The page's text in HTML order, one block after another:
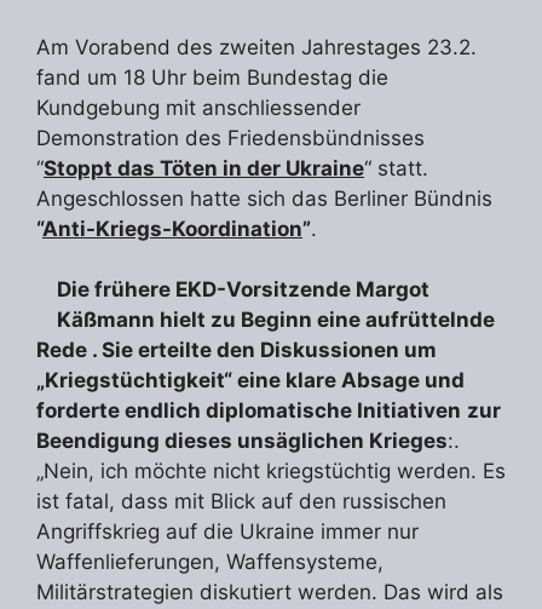
Am Vorabend des zweiten Jahrestages 23.2.
fand um 18 Uhr beim Bundestag die
Kundgebung mit anschliessender
Demonstration des Friedensbündnisses
“Stoppt das Töten in der Ukraine“ statt.
Angeschlossen hatte sich das Berliner Bündnis
“Anti-Kriegs-Koordination”.
Die frühere EKD-Vorsitzende Margot
Käßmann hielt zu Beginn eine aufrüttelnde
Rede . Sie erteilte den Diskussionen um
„Kriegstüchtigkeit“ eine klare Absage und
forderte endlich diplomatische Initiativen zur
Beendigung dieses unsäglichen Krieges:.
„Nein, ich möchte nicht kriegstüchtig werden. Es
ist fatal, dass mit Blick auf den russischen
Angriffskrieg auf die Ukraine immer nur
Waffenlieferungen, Waffensysteme,
Militärstrategien diskutiert werden. Das wird als